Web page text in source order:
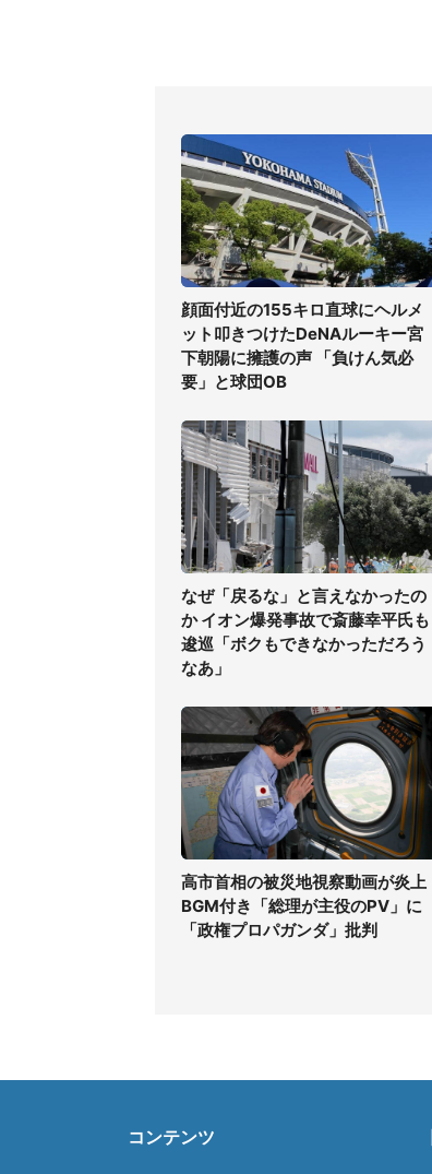
顔面付近の155キロ直球にヘルメ
ット叩きつけたDeNAルーキー宮
下朝陽に擁護の声 「負けん気必
要」と球団OB
なぜ「戻るな」と言えなかったの
か イオン爆発事故で斎藤幸平氏も
逡巡「ボクもできなかっただろう
なあ」
高市首相の被災地視察動画が炎上
BGM付き「総理が主役のPV」に
「政権プロパガンダ」批判
コンテンツ